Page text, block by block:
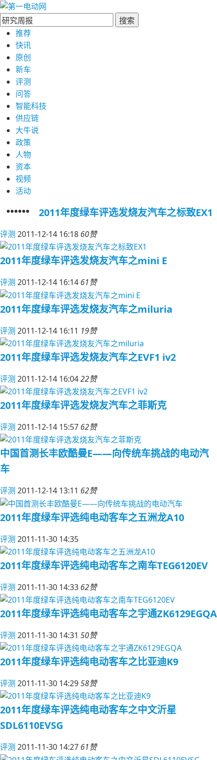
搜索
推荐
快讯
原创
新车
评测
问答
智能科技
供应链
大牛说
政策
人物
资本
视频
活动
2011年度绿车评选发烧友汽车之标致EX1
评测 2011-12-14 16:18 60赞
2011年度绿车评选发烧友汽车之mini E
评测 2011-12-14 16:14 61赞
2011年度绿车评选发烧友汽车之miluria
评测 2011-12-14 16:11 19赞
2011年度绿车评选发烧友汽车之EVF1 iv2
评测 2011-12-14 16:0422赞
2011年度绿车评选发烧友汽车之菲斯克
评测 2011-12-14 15:57 62赞
中国首测长丰欧酷曼E——向传统车挑战的电动汽
车
评测 2011-12-14 13:11 62赞
2011年度绿车评选纯电动客车之五洲龙A10
评测 2011-11-30 14:35
2011年度绿车评选纯电动客车之南车TEG6120EV
评测 2011-11-30 14:33 62赞
2011年度绿车评选纯电动客车之宇通ZK6129EGQA
评测 2011-11-30 14:31 50赞
2011年度绿车评选纯电动客车之比亚迪K9
评测 2011-11-30 14:2958赞
2011年度绿车评选纯电动客车之中文沂星
SDL6110EVSG
评测 2011-11-30 14:27 61赞